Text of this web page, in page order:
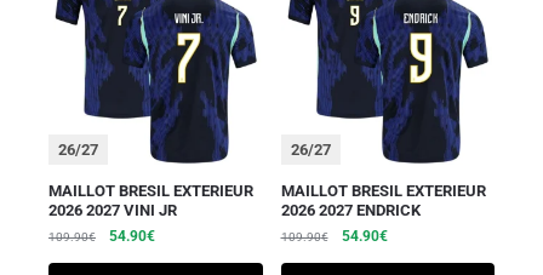
26/27
MAILLOT BRESIL EXTERIEUR
2026 2027 VINI JR
109.90€ 54.90€
26/27
MAILLOT BRESIL EXTERIEUR
2026 2027 ENDRICK
109.90€ 54.90€